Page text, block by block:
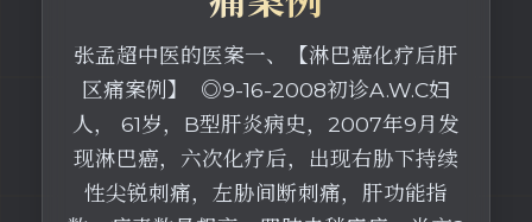
张孟超中医的医案一、【淋巴癌化疗后肝
区痛案例】 ◎9-16-2008初诊A.W.C妇
人， 61岁，B型肝炎病史，2007年9月发
现淋巴癌，六次化疗后，出现右胁下持续
性尖锐刺痛，左胁间断刺痛，肝功能指